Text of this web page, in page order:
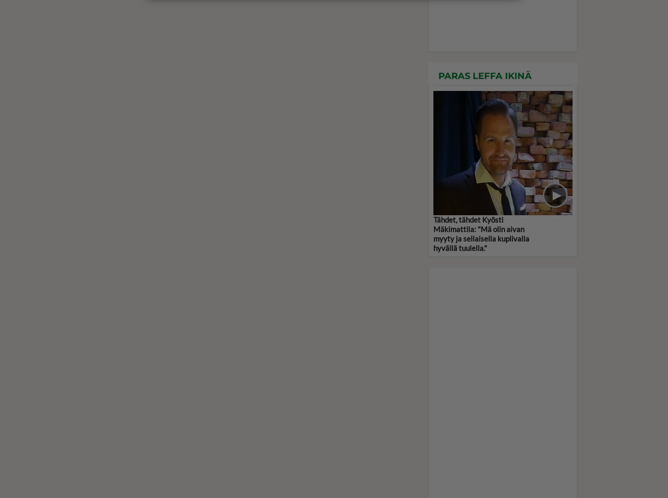
PARAS LEFFA IKINÄ
Tähdet, tähdet Kyösti
Mäkimattila: "Mä olin aivan
myyty ja sellaisella kuplivalla
hyvällä tuulella."